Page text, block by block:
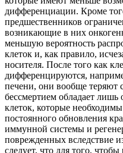
дифференциации. Кроме
предшественников
возникающие в них
меньшую вероятность
клеток и, как правило,
носителя. После того как
дифференцируются,
печени, они вообще теряют
бессмертием обладает
клеток, которые
постоянного обновления
иммунной системы и
поврежденных вследствие
следует, что для того,